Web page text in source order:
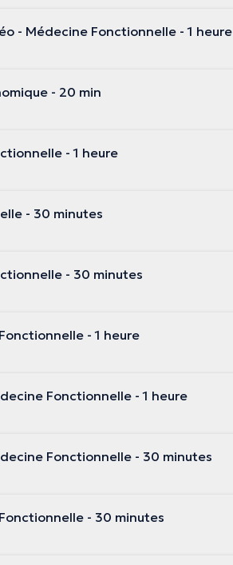
- Médecine Fonctionnelle - 1 heure
- 20 min
- 1 heure
- 30 minutes
- 30 minutes
- 1 heure
Fonctionnelle - 1 heure
Fonctionnelle - 30 minutes
- 30 minutes